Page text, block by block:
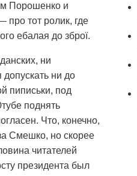
Порошенко и
про тот ролик, где
ебалая до зброї.
ни
ни до
пиписьки, под
поднять
Что, конечно,
Смешко, но скорее
читателей
президента был